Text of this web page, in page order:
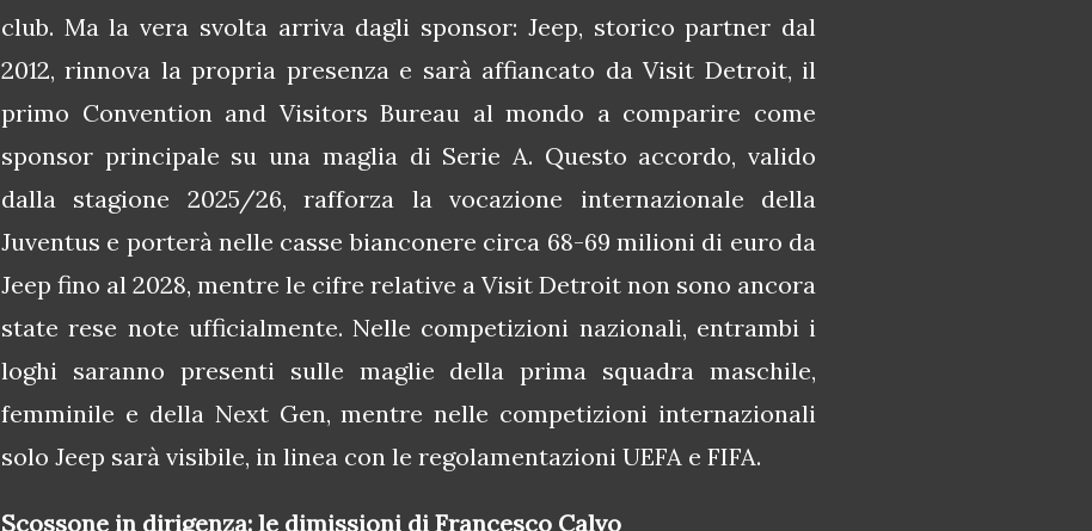
club. Ma la vera svolta arriva dagli sponsor: Jeep, storico partner dal
2012, rinnova la propria presenza e sarà affiancato da Visit Detroit, il
primo Convention and Visitors Bureau al mondo a comparire come
sponsor principale su una maglia di Serie A. Questo accordo, valido
dalla stagione 2025/26, rafforza la vocazione internazionale della
Juventus e porterà nelle casse bianconere circa 68-69 milioni di euro da
Jeep fino al 2028, mentre le cifre relative a Visit Detroit non sono ancora
state rese note ufficialmente. Nelle competizioni nazionali, entrambi i
loghi saranno presenti sulle maglie della prima squadra maschile,
femminile e della Next Gen, mentre nelle competizioni internazionali
solo Jeep sarà visibile, in linea con le regolamentazioni UEFA e FIFA.
Scossone in dirigenza: le dimissioni di Francesco Calvo